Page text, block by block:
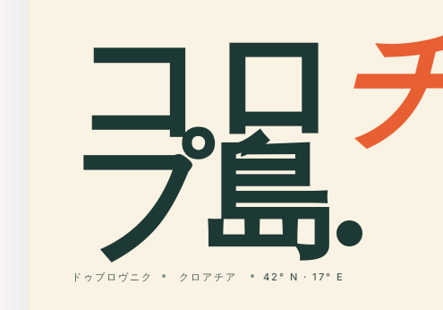
コロ
プ島.
ドゥブロヴニク クロアチア 42° N · 17° E